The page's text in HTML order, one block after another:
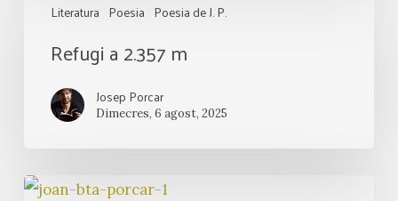
Literatura Poesia Poesia de J. P.
2.357Refugi a 2.357 m
Josep Porcar
Dimecres, 6 agost, 2025
Memòria